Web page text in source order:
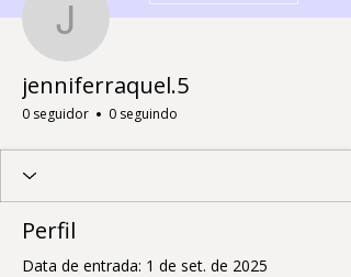
jenniferraquel.5
jenniferraquel.5
0 seguidor 0 seguindo
Perfil
Data de entrada: 1 de set. de 2025